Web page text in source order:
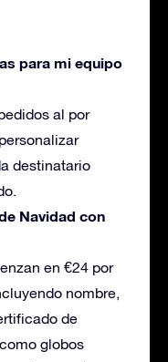
para mi equipo
al por
destinatario
Navidad con
en €24 por
nombre,
de
globos